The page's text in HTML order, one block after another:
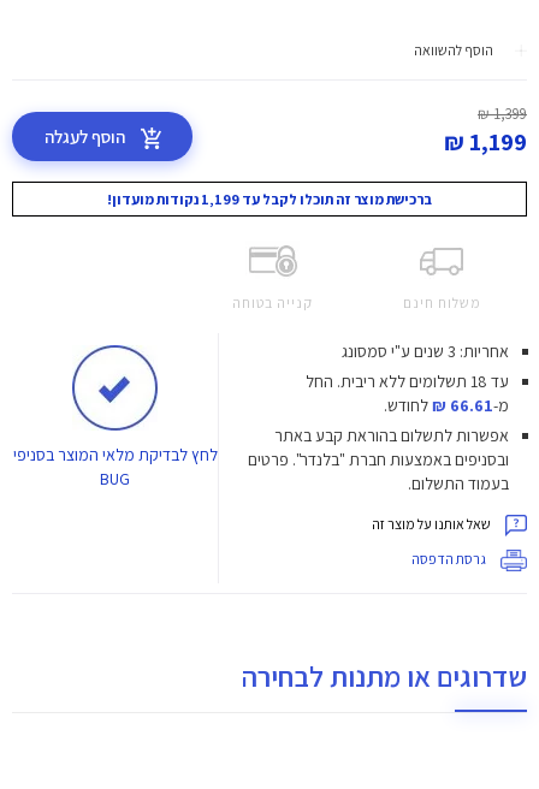
הוסף להשוואה
1,399 ₪
1,199 ₪ הוסף לעגלה
ברכישת מוצר זה תוכלו לקבל עד 1,199 נקודות מועדון!
משלוח חינם קנייה בטוחה
אחריות: 3 שנים ע"י סמסונג
עד 18 תשלומים ללא ריבית.
החל
מ-66.61 ₪
לחודש.
אפשרות לתשלום בהוראת קבע באתר
ובסניפים באמצעות חברת "בלנדר". פרטים
בעמוד התשלום.
שאל אותנו על מוצר זה
גרסת הדפסה
לחץלבדיקת מלאי המוצר בסניפי
BUG
שדרוגים או מתנות לבחירה